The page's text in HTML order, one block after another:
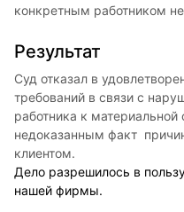
конкретным работником
Результат
Суд отказал в
требований в связи с
работника к материальной
недоказанным факт
клиентом.
Дело разрешилось в
нашей фирмы.